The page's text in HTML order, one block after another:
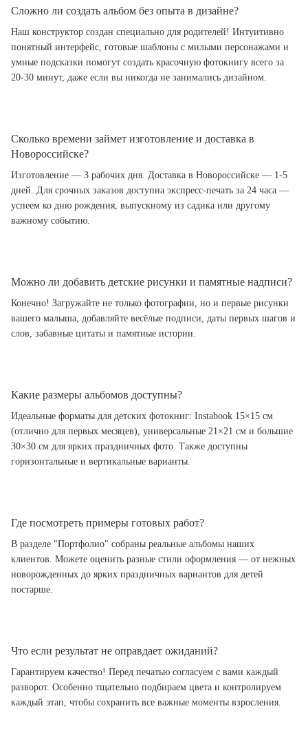
Сложно ли создать альбом без опыта в дизайне?
Наш конструктор создан специально для родителей! Интуитивно
понятный интерфейс, готовые шаблоны с милыми персонажами и
умные подсказки помогут создать красочную фотокнигу всего за
20-30 минут, даже если вы никогда не занимались дизайном.
Сколько времени займет изготовление и доставка в
Новороссийске?
Изготовление — 3 рабочих дня. Доставка в Новороссийске — 1-5
дней. Для срочных заказов доступна экспресс-печать за 24 часа —
успеем ко дню рождения, выпускному из садика или другому
важному событию.
Можно ли добавить детские рисунки и памятные надписи?
Конечно! Загружайте не только фотографии, но и первые рисунки
вашего малыша, добавляйте весёлые подписи, даты первых шагов и
слов, забавные цитаты и памятные истории.
Какие размеры альбомов доступны?
Идеальные форматы для детских фотокниг: Instabook 15×15 см
(отлично для первых месяцев), универсальные 21×21 см и большие
30×30 см для ярких праздничных фото. Также доступны
горизонтальные и вертикальные варианты.
Где посмотреть примеры готовых работ?
В разделе "Портфолио" собраны реальные альбомы наших
клиентов. Можете оценить разные стили оформления — от нежных
новорожденных до ярких праздничных вариантов для детей
постарше.
Что если результат не оправдает ожиданий?
Гарантируем качество! Перед печатью согласуем с вами каждый
разворот. Особенно тщательно подбираем цвета и контролируем
каждый этап, чтобы сохранить все важные моменты взросления.